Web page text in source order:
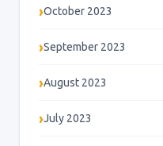
October 2023
September 2023
August 2023
July 2023